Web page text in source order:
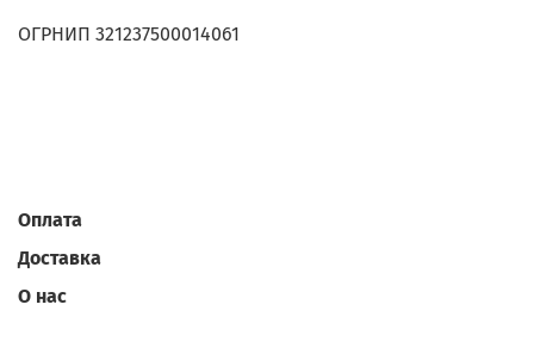
ОГРНИП 321237500014061
Оплата
Доставка
О нас